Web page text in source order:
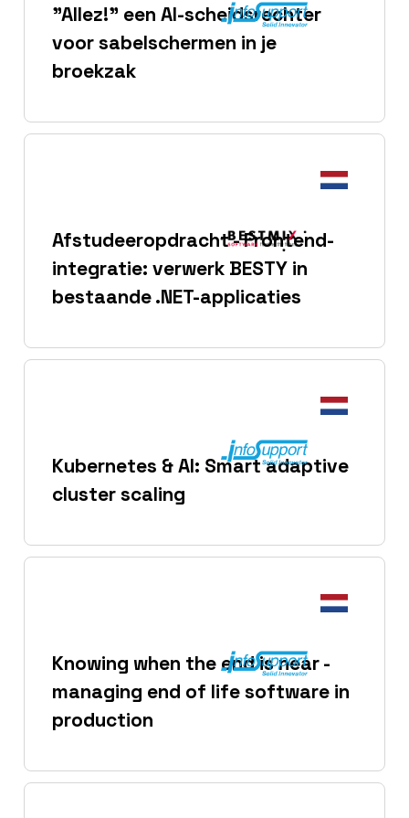
"Allez!" een AI-scheidsrechter
voor sabelschermen in je
broekzak
Afstudeeropdracht - Frontend-
integratie: verwerk BESTY in
bestaande .NET-applicaties
Kubernetes & AI: Smart adaptive
cluster scaling
Knowing when the end is near -
managing end of life software in
production